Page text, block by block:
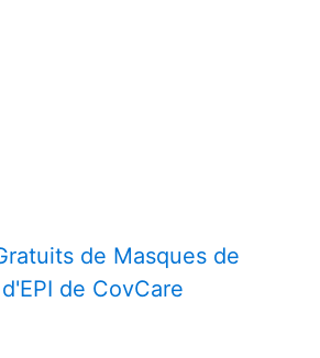
de Masques de
de CovCare